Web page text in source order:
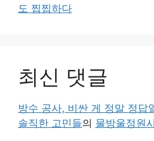
도 찝찝하다
최신 댓글
방수 공사, 비싼 게 정말 정답
솔직한 고민들의 물방울정원